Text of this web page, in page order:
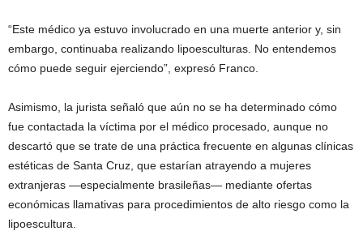
“Este médico ya estuvo involucrado en una muerte anterior y, sin
embargo, continuaba realizando lipoesculturas. No entendemos
cómo puede seguir ejerciendo”, expresó Franco.
Asimismo, la jurista señaló que aún no se ha determinado cómo
fue contactada la víctima por el médico procesado, aunque no
descartó que se trate de una práctica frecuente en algunas clínicas
estéticas de Santa Cruz, que estarían atrayendo a mujeres
extranjeras —especialmente brasileñas— mediante ofertas
económicas llamativas para procedimientos de alto riesgo como la
lipoescultura.